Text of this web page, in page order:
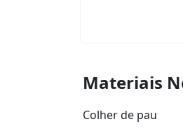
Materiais
Colher de pau